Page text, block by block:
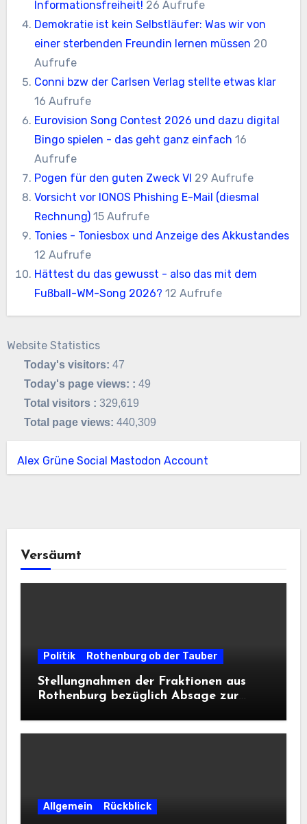
Informationsfreiheit! 26 Aufrufe
Demokratie ist kein Selbstläufer: Was wir von
einer sterbenden Freundin lernen müssen 20
Aufrufe
Conni bzw der Carlsen Verlag stellte etwas klar
16 Aufrufe
Eurovision Song Contest 2026 und dazu digital
Bingo spielen - das geht ganz einfach 16
Aufrufe
Pogen für den guten Zweck VI 29 Aufrufe
Vorsicht vor IONOS Phishing E-Mail (diesmal
Rechnung) 15 Aufrufe
Tonies - Toniesbox und Anzeige des Akkustandes
12 Aufrufe
Hättest du das gewusst - also das mit dem
Fußball-WM-Song 2026? 12 Aufrufe
Website Statistics
Today's visitors:47
Today's page views: :49
Total visitors :329,619
Total page views:440,309
Alex Grüne Social Mastodon Account
Versäumt
Politik Rothenburg ob der Tauber
Stellungnahmen der Fraktionen aus
Rothenburg bezüglich Absage zur
Allgemein Rückblick